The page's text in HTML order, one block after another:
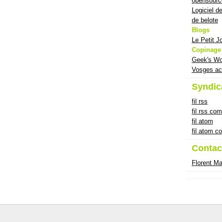
Logiciel
de belote
Blogs
Le Petit
Copinage
Geek's
Vosges
fil rss
fil rss
fil atom
fil atom
Florent